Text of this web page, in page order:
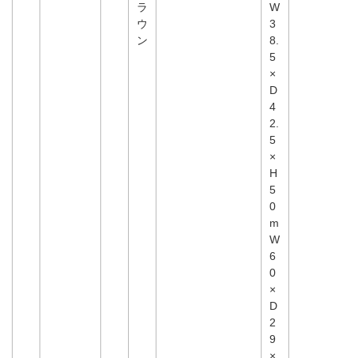
ラ
ウ
ン
W
3
8.
5
×
D
4
2.
5
×
H
5
0
m
W
6
0
×
D
2
9